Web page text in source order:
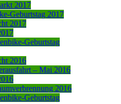
2017
Geburtstag 2017
2017
Geburtstag
2016
– Mai 2016
2016
Geburtstag